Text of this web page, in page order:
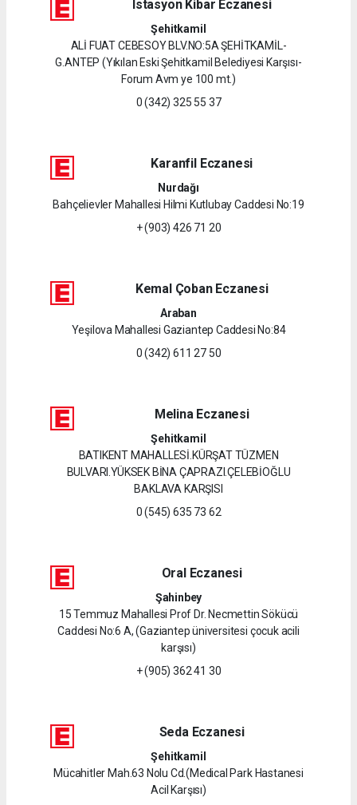
Istasyon Kibar Eczanesi
Şehitkamil
ALİ FUAT CEBESOY BLV.NO:5A ŞEHİTKAMİL-
G.ANTEP (Yıkılan Eski Şehitkamil Belediyesi Karşısı-
Forum Avm ye 100 mt.)
0 (342) 325 55 37
Karanfil Eczanesi
Nurdağı
Bahçelievler Mahallesi Hilmi Kutlubay Caddesi No:19
+ (903) 426 71 20
Kemal Çoban Eczanesi
Araban
Yeşilova Mahallesi Gaziantep Caddesi No:84
0 (342) 611 27 50
Melina Eczanesi
Şehitkamil
BATIKENT MAHALLESİ.KÜRŞAT TÜZMEN
BULVARI.YÜKSEK BİNA ÇAPRAZI.ÇELEBİOĞLU
BAKLAVA KARŞISI
0 (545) 635 73 62
Oral Eczanesi
Şahinbey
15 Temmuz Mahallesi Prof Dr. Necmettin Sökücü
Caddesi No:6 A, (Gaziantep üniversitesi çocuk acili
karşısı)
+ (905) 362 41 30
Seda Eczanesi
Şehitkamil
Mücahitler Mah.63 Nolu Cd.(Medical Park Hastanesi
Acil Karşısı)